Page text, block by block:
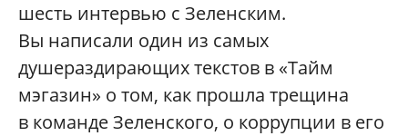
шесть интервью с Зеленским.
Вы написали один из самых
душераздирающих текстов в «Тайм
мэгазин» о том, как прошла трещина
в команде Зеленского, о коррупции в его